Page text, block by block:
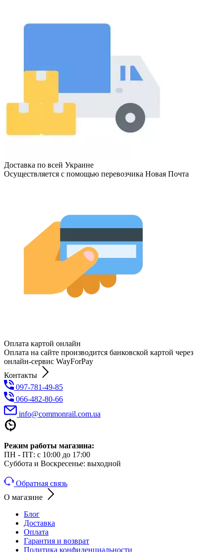
Доставка по всей Украине
Осуществляется с помощью перевозчика Новая Почта
Оплата картой онлайн
Оплата на сайте производится банковской картой через
онлайн-сервис WayForPay
Контакты
097-781-49-85
066-482-80-66
info@commonrail.com.ua
Режим работы магазина:
ПН - ПТ: с 10:00 до 17:00
Суббота и Воскресенье: выходной
Обратная связь
О магазине
Блог
Доставка
Оплата
Гарантия и возврат
Политика конфиденциальности